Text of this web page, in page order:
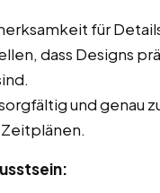
für
dass Designs
und genau